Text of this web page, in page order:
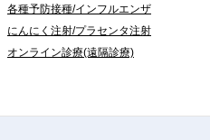
各種予防接種/インフルエンザ
にんにく注射/プラセンタ注射
オンライン診療(遠隔診療)